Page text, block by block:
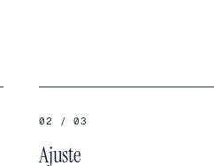
02 / 03
Ajuste